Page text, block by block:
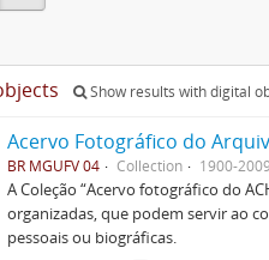
Show results with digital
Acervo Fotográfico do
BR MGUFV 04 Collection 1900-2009
A Coleção “Acervo fotográfico do
organizadas, que podem servir ao
pessoais ou biográficas.